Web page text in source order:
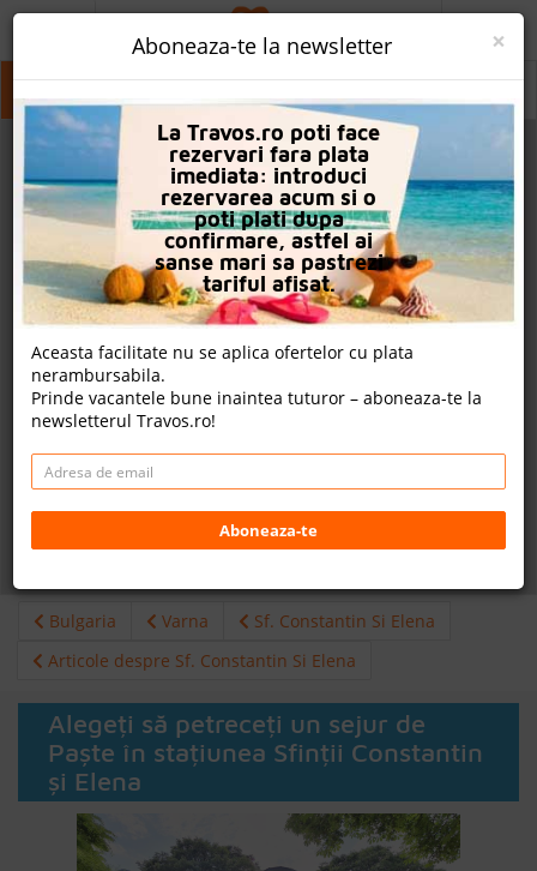
Sf. Constantin Si Elena Sf. Constantin Si Elena
Bulgaria Varna
Sf. Constantin Si Elena
Articole despre Sf. Constantin Si Elena
Alegeți să petreceți un sejur de
Paște în stațiunea Sfinții Constantin
și Elena
PROMO
CAUTA REZERVARE
OFERTA PERSONALIZATA
DESPRE NOI
LOGIN
CAZARE
CHARTER AVION
CAZARE + AUTOCAR
CONTACT
LEI EURO
×
Aboneaza-te la newsletter
La Travos.ro poti face
rezervari fara plata
imediata: introduci
rezervarea acum si o
poti plati dupa
confirmare, astfel ai
sanse mari sa pastrezi
tariful afisat.
Aceasta facilitate nu se aplica ofertelor cu plata
nerambursabila.
Prinde vacantele bune inaintea tuturor – aboneaza-te la
newsletterul Travos.ro!
Aboneaza-te